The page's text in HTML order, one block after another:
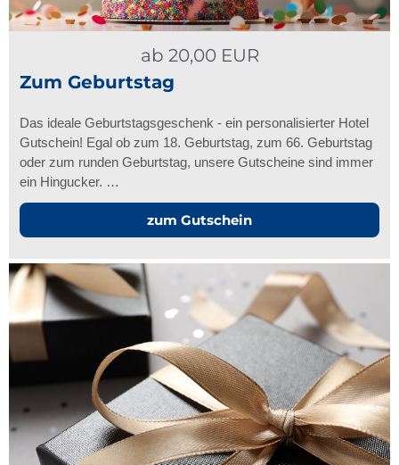
ab 20,00EUR
Zum Geburtstag
Das ideale Geburtstagsgeschenk - ein personalisierter Hotel
Gutschein! Egal ob zum 18. Geburtstag, zum 66. Geburtstag
oder zum runden Geburtstag, unsere Gutscheine sind immer
ein Hingucker. …
zum Gutschein